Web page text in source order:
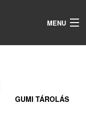
MENU
GUMI TÁROLÁS